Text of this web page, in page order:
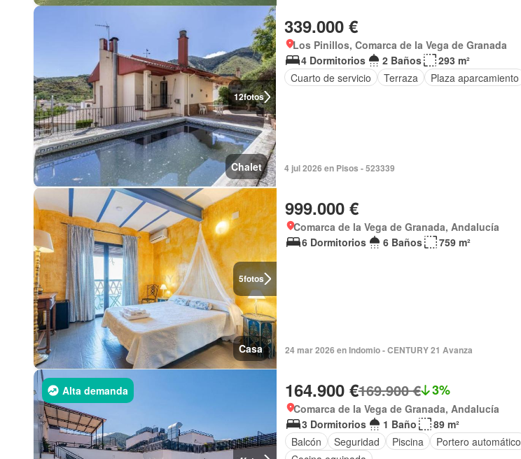
12fotos
Chalet
339.000 €
Los Pinillos, Comarca de la Vega de Granada
4 Dormitorios
2 Baños
293 m²
Cuarto de servicio
Terraza Plaza aparcamiento
4 jul 2026 en Pisos - 523339
5fotos
Casa
999.000 €
Comarca de la Vega de Granada, Andalucía
6 Dormitorios
6 Baños 759 m²
24 mar 2026 en Indomio - CENTURY 21 Avanza
Alta demanda 164.900 €169.900 € 3%
Comarca de la Vega de Granada, Andalucía
3 Dormitorios
1 Baño
89 m²
Balcón
Seguridad Piscina Portero automático